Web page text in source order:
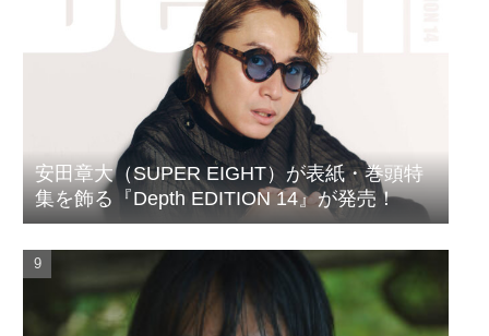
安田章大（SUPER EIGHT）が表紙・巻頭特
集を飾る『Depth EDITION 14』が発売！